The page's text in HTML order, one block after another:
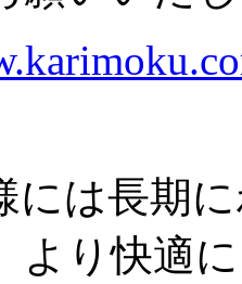
には長期
より快適